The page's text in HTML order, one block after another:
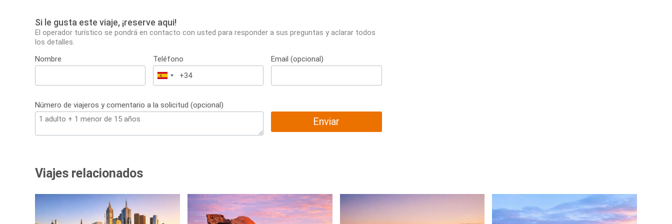
Si le gusta este viaje, ¡reserve aqui!
El operador turístico se pondrá en contacto con usted para responder a sus preguntas y aclarar todos
los detalles.
Nombre
Teléfono
España
+34
Email (opcional)
Número de viajeros y comentario a la solicitud (opcional)
Enviar
Viajes relacionados